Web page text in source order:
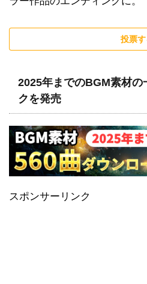
投票す
2025年までのBGM素材の
クを発売
スポンサーリンク